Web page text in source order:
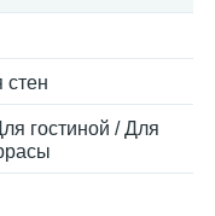
стен
гостиной / Для